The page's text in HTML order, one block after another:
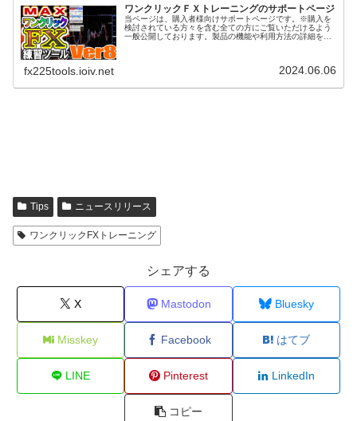
ワンクリックＦＸトレーニングのサポートページ
当ページは、購入者様向けサポートページです。※購入を
検討されている方々を含む全ての方にご覧いただけるよう
一般公開しております。製品の機能や利用方法の詳細をご
fx225tools.ioiv.net 2024.06.06
Tips ニュースリリース
ワンクリックFXトレーニング
シェアする
X Mastodon Bluesky
Misskey Facebook はてブ
LINE Pinterest LinkedIn
コピー